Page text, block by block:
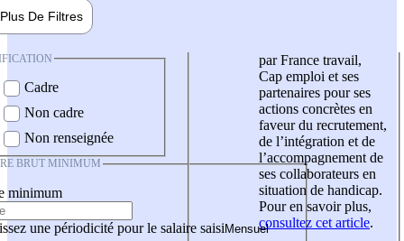
Plus De Filtres
Cadre
Non cadre
Non renseignée
BRUT MINIMUM
minimum
une périodicité pour le salaire saisi
par France travail,
Cap emploi et ses
partenaires pour ses
actions concrètes en
faveur du recrutement,
de l’intégration et de
l’accompagnement de
ses collaborateurs en
situation de handicap.
Pour en savoir plus,
consultez cet article.